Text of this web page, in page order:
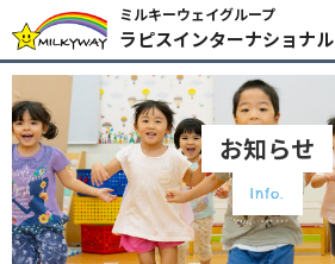
ミルキーウェイグループ
ラピスインターナショナル
お知らせ
Info.